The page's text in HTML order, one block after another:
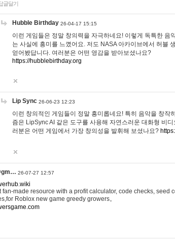
글달기
Hubble Birthday 26-04-17 15:15
이런 게임들은 정말 창의력을 자극하네요! 이렇게 독특한 음
는 사실에 흥미를 느꼈어요. 저도 NASA 아카이브에서 허블
얻어봤답니다. 여러분은 어떤 영감을 받아보셨나요?
https://hubblebirthday.org
Lip Sync 26-06-23 12:23
이런 창의적인 게임들이 정말 흥미롭네요! 특히 음악을 창작
즘은 LipSync AI 같은 도구를 사용해 자연스러운 대화형 비
러분은 어떤 게임에서 가장 창의성을 발휘해 보셨나요?
26-07-27 12:57
made resource with a profit calculator, code checks, seed
Roblox new game greedy growers。